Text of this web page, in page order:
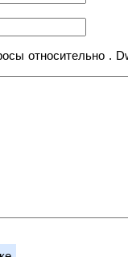
относительно .